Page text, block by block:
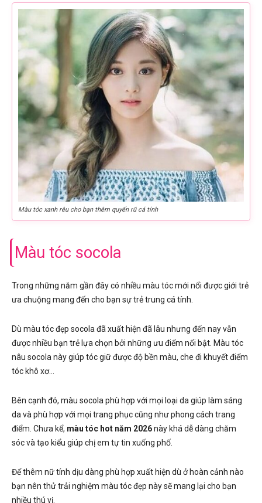
Màu tóc xanh rêu cho bạn thêm quyến rũ cá tính
Màu tóc socola
Trong những năm gần đây có nhiều màu tóc mới nổi được giới trẻ
ưa chuộng mang đến cho bạn sự trẻ trung cá tính.
Dù màu tóc đẹp socola đã xuất hiện đã lâu nhưng đến nay vẫn
được nhiều bạn trẻ lựa chọn bởi những ưu điểm nổi bật. Màu tóc
nâu socola này giúp tóc giữ được độ bền màu, che đi khuyết điểm
tóc khô xơ…
Bên cạnh đó, màu socola phù hợp với mọi loại da giúp làm sáng
da và phù hợp với mọi trang phục cũng như phong cách trang
điểm. Chưa kể, màu tóc hot năm 2026này khá dễ dàng chăm
sóc và tạo kiểu giúp chị em tự tin xuống phố.
Để thêm nữ tính dịu dàng phù hợp xuất hiện dù ở hoàn cảnh nào
bạn nên thử trải nghiệm màu tóc đẹp này sẽ mang lại cho bạn
nhiều thú vị.